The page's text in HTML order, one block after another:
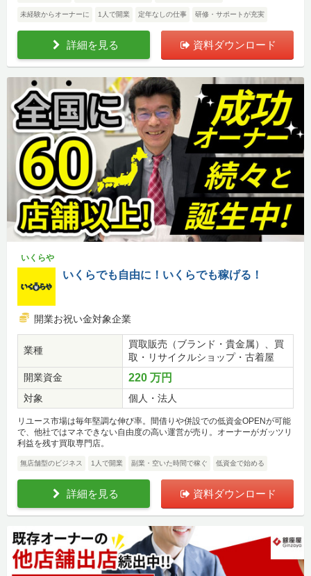
未経験からオーナーに 1人で開業 定年なしの仕事 研修・サポートが充実
詳細を見る 資料ダウンロード
いくらや
いくらでも自由に！いくらでも稼げる！
開業お祝い金対象企業
業種
買取販売（ブランド・貴金属）、買
取・リサイクルショップ・古着屋
開業資金
220 万円
対象 個人・法人
リユース市場は毎年堅調な伸び率。間借りや併設での低資金OPENが可能
で、他社ではマネできない自由度の高い運営が売り。オーナーがガッツリ
利益を残す買取専門店。
無店舗型のビジネス 1人で開業 副業・空いた時間で稼ぐ 低資金で始める
詳細を見る 資料ダウンロード